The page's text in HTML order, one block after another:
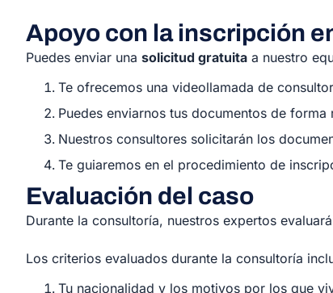
Apoyo con la inscripción
Puedes enviar una solicitud gratuita a nuestro
Te ofrecemos una videollamada de
Puedes enviarnos tus documentos de
Nuestros consultores solicitarán los
Te guiaremos en el procedimiento de
Evaluación del caso
Durante la consultoría, nuestros expertos
Los criterios evaluados durante la consultoría
Tu nacionalidad y los motivos por los que